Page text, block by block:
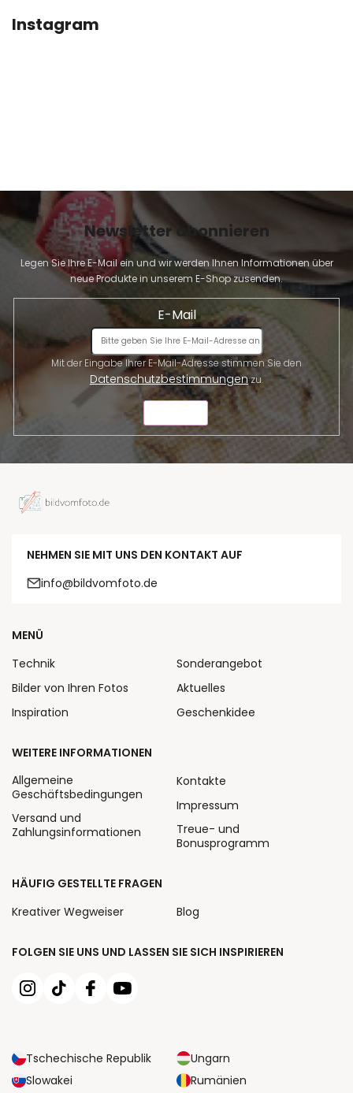
Instagram
Newsletter abonnieren
Legen Sie Ihre E-Mail ein und wir werden Ihnen Informationen über
neue Produkte in unserem E-Shop zusenden.
E-Mail
Datenschutzbestimmungenzu.
NEHMEN SIE MIT UNS DEN KONTAKT AUF
info@bildvomfoto.de
FOLGEN SIE UNS UND LASSEN SIE SICH INSPIRIEREN
Tschechische Republik
Ungarn
Slowakei
Rumänien
MENÜ
Technik
Bilder von Ihren Fotos
Inspiration
Sonderangebot
Aktuelles
Geschenkidee
WEITERE INFORMATIONEN
Allgemeine
Geschäftsbedingungen
Versand und
Zahlungsinformationen
Kontakte
Impressum
Treue- und
Bonusprogramm
HÄUFIG GESTELLTE FRAGEN
Kreativer Wegweiser
Blog